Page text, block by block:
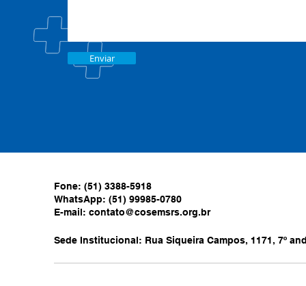
Enviar
Fone: (51) 3388-5918
WhatsApp: (51) 99985-0780
E-mail: contato@cosemsrs.org.br
Sede Institucional: Rua Siqueira Campos, 1171, 7º